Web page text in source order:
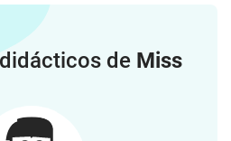
de Miss